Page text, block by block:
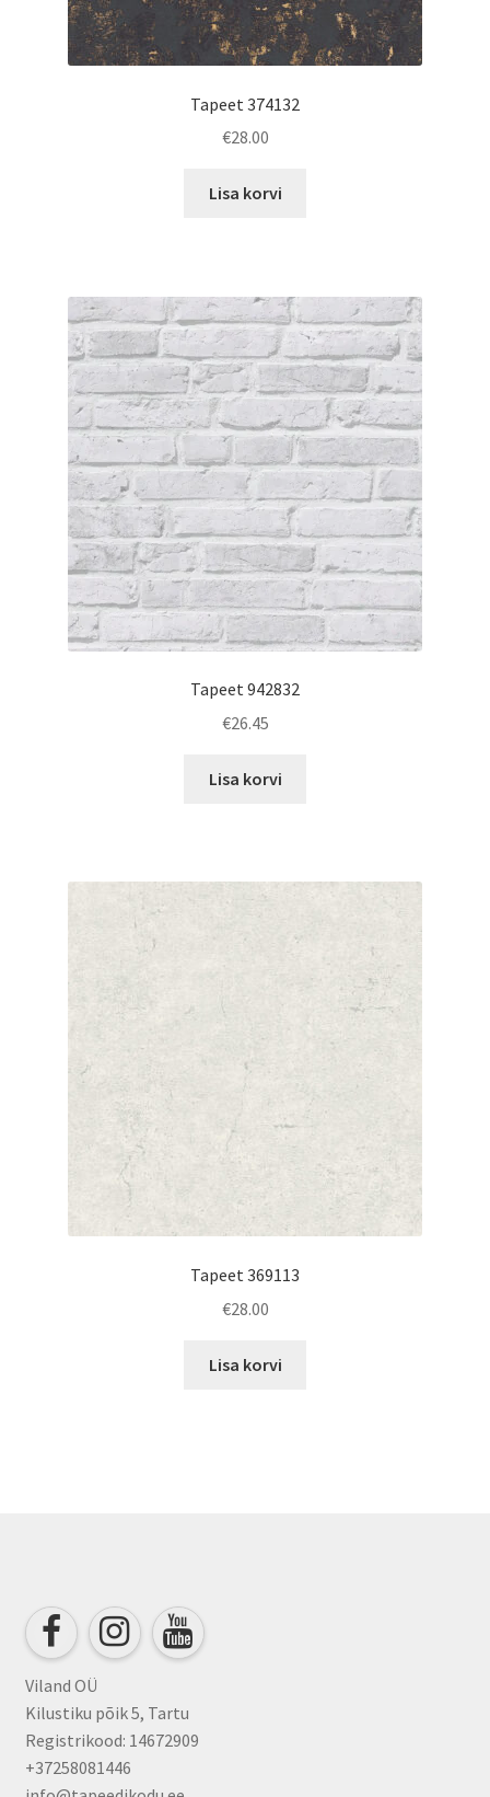
Tapeet 374132
€28.00
Lisa korvi
Tapeet 942832
€26.45
Lisa korvi
Tapeet 369113
€28.00
Lisa korvi
Viland OÜ
Kilustiku põik 5, Tartu
Registrikood: 14672909
+37258081446